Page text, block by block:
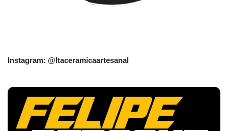
Instagram: @Itaceramicaartesanal